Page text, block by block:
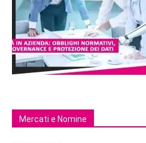
Mercati e Nomine